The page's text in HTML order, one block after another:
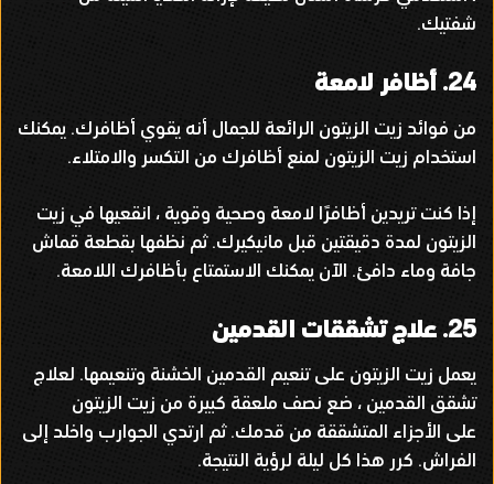
شفتيك.
24. أظافر لامعة
من فوائد زيت الزيتون الرائعة للجمال أنه يقوي أظافرك. يمكنك
استخدام زيت الزيتون لمنع أظافرك من التكسر والامتلاء.
إذا كنت تريدين أظافرًا لامعة وصحية وقوية ، انقعيها في زيت
الزيتون لمدة دقيقتين قبل مانيكيرك.ثم نظفها بقطعة قماش
جافة وماء دافئ. الآن يمكنك الاستمتاع بأظافرك اللامعة.
25. علاج تشققات القدمين
يعمل زيت الزيتون على تنعيم القدمين الخشنة وتنعيمها. لعلاج
تشقق القدمين ، ضع نصف ملعقة كبيرة من زيت الزيتون
على الأجزاء المتشققة من قدمك.ثم ارتدي الجوارب واخلد إلى
الفراش. كرر هذا كل ليلة لرؤية النتيجة.